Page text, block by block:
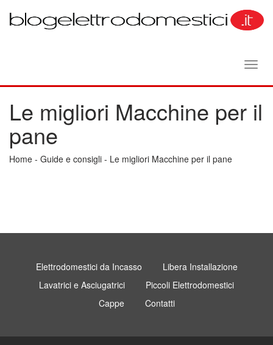
Le migliori Macchine per il
pane
Home - Guide e consigli - Le migliori Macchine per il pane
Elettrodomestici da Incasso
Libera Installazione
Lavatrici e Asciugatrici
Piccoli Elettrodomestici
Cappe
Contatti